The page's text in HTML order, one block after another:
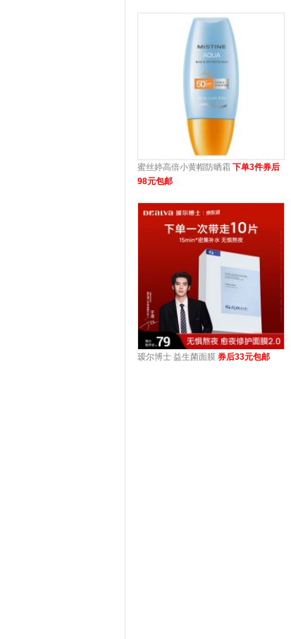
蜜丝婷高倍小黄帽防晒霜 下单3件券后
98元包邮
瑷尔博士 益生菌面膜 券后33元包邮